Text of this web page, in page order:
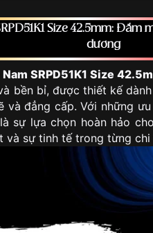
Size 42.5mm​: Đắm
dương
SRPD51K1 Size
bền bỉ, được thiết kế
và đẳng cấp. Với những
là sự lựa chọn hoàn hảo
và sự tinh tế trong từng chi